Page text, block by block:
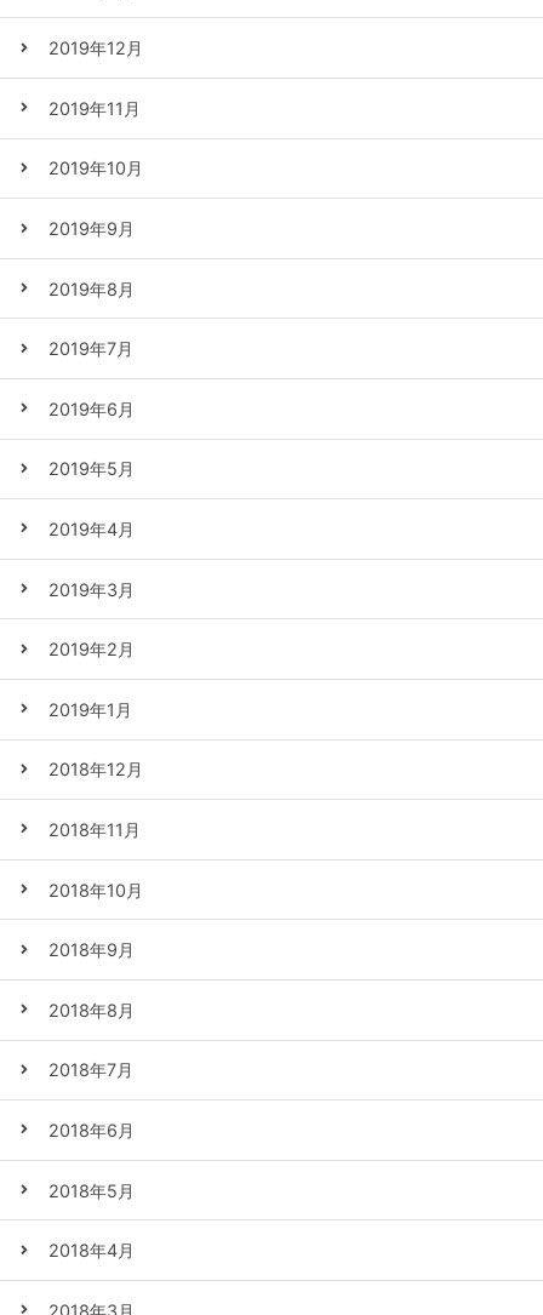
2019年12月
2019年11月
2019年10月
2019年9月
2019年8月
2019年7月
2019年6月
2019年5月
2019年4月
2019年3月
2019年2月
2019年1月
2018年12月
2018年11月
2018年10月
2018年9月
2018年8月
2018年7月
2018年6月
2018年5月
2018年4月
2018年3月